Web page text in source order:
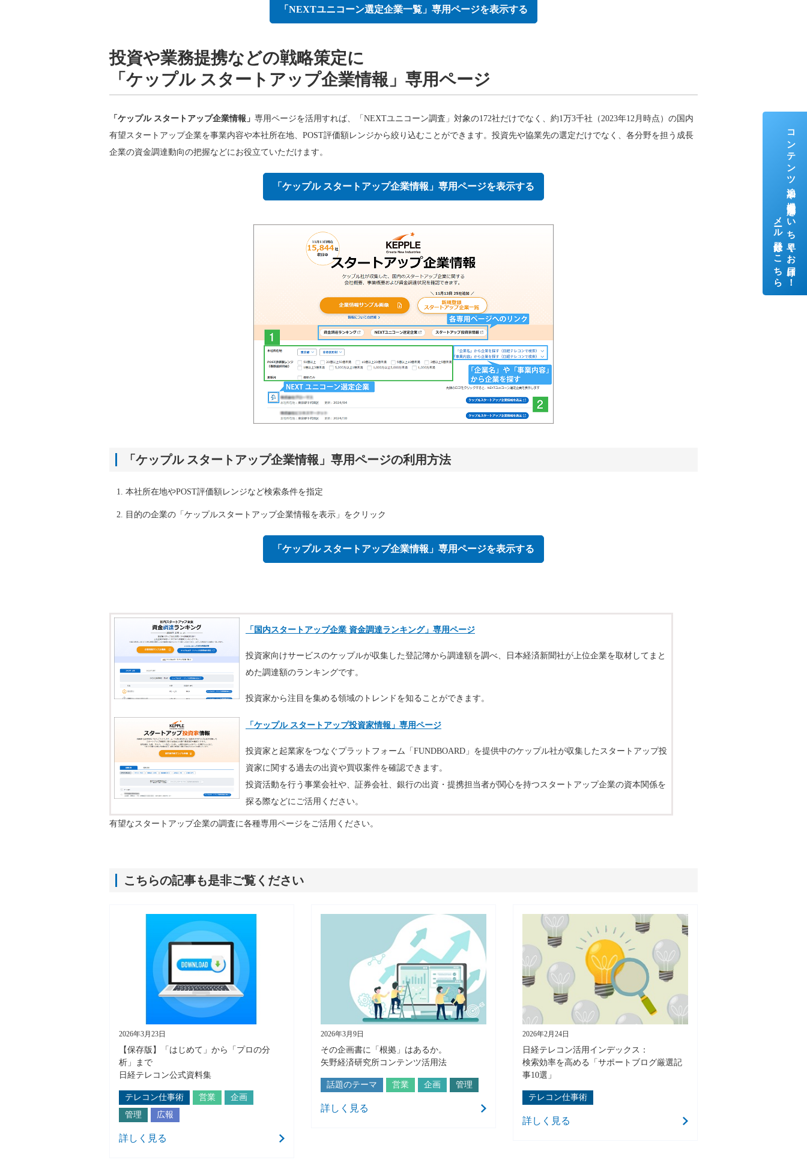
「NEXTユニコーン選定企業一覧」専用ページを表示する
投資や業務提携などの戦略策定に
「ケップル スタートアップ企業情報」専用ページ
「ケップル スタートアップ企業情報」 専用ページを活用すれば、「NEXTユニコーン調査」対象の172社だけでなく、約1万3千社（2023年12月時点）の国内
有望スタートアップ企業を事業内容や本社所在地、POST評価額レンジから絞り込むことができます。投資先や協業先の選定だけでなく、各分野を担う成長
企業の資金調達動向の把握などにお役立ていただけます。
「ケップル スタートアップ企業情報」専用ページを表示する
「ケップル スタートアップ企業情報」専用ページの利用方法
本社所在地やPOST評価額レンジなど検索条件を指定
目的の企業の「ケップルスタートアップ企業情報を表示」をクリック
「ケップル スタートアップ企業情報」専用ページを表示する
「国内スタートアップ企業 資金調達ランキング」専用ページ
投資家向けサービスのケップルが収集した登記簿から調達額を調べ、日本経済新聞社が上位企業を取材してまと
めた調達額のランキングです。
投資家から注目を集める領域のトレンドを知ることができます。
「ケップル スタートアップ投資家情報」専用ページ
投資家と起業家をつなぐプラットフォーム「FUNDBOARD」を提供中のケップル社が収集したスタートアップ投
資家に関する過去の出資や買収案件を確認できます。
投資活動を行う事業会社や、証券会社、銀行の出資・提携担当者が関心を持つスタートアップ企業の資本関係を
探る際などにご活用ください。
有望なスタートアップ企業の調査に各種専用ページをご活用ください。
こちらの記事も是非ご覧ください
2026年3月23日
【保存版】「はじめて」から「プロの分
析」まで
日経テレコン公式資料集
テレコン仕事術 営業
企画
管理
広報
詳しく見る
2026年3月9日
その企画書に「根拠」はあるか。
矢野経済研究所コンテンツ活用法
話題のテーマ 営業 企画 管理
詳しく見る
2026年2月24日
日経テレコン活用インデックス：
検索効率を高める「サポートブログ厳選記
事10選」
テレコン仕事術
詳しく見る
コンテンツ追加や機能追加をいち早くお届け！
メール登録はこちら